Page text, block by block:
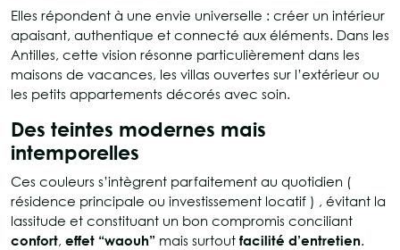
Elles répondent à une envie universelle : créer un intérieur
apaisant, authentique et connecté aux éléments. Dans les
Antilles, cette vision résonne particulièrement dans les
maisons de vacances, les villas ouvertes sur l’extérieur ou
les petits appartements décorés avec soin.
Des teintes modernes mais
intemporelles
Ces couleurs s’intègrent parfaitement au quotidien (
résidence principale ou investissement locatif ) , évitant la
lassitude et constituant un bon compromis conciliant
confort, effet “waouh” mais surtout facilité d’entretien.